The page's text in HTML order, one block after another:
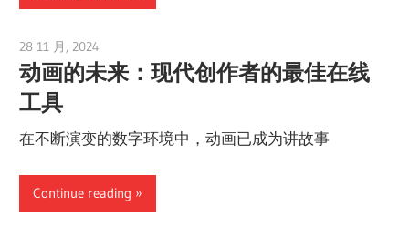
28 11 月, 2024
动画的未来：现代创作者的最佳在线
工具
在不断演变的数字环境中，动画已成为讲故事
Continue reading